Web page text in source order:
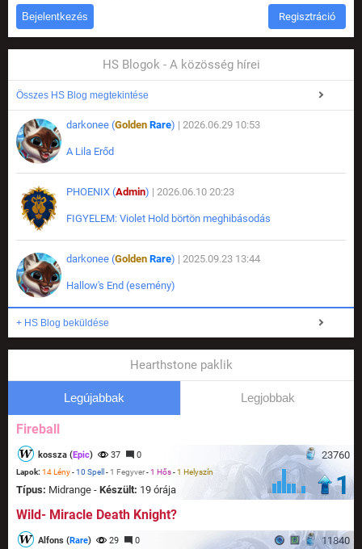
Regisztráció
HS Blogok - A közösség hírei
Összes HS Blog megtekintése
darkonee (Golden Rare) | 2026.06.29 10:53
A Lila Erőd
PHOENIX (Admin) | 2026.06.10 20:23
FIGYELEM: Violet Hold börtön meghibásodás
darkonee (Golden Rare) | 2025.09.23 13:44
Hallow's End (esemény)
+ HS Blog beküldése
Hearthstone paklik
Legújabbak Legjobbak
Fireball
23760
kossza (Epic) 37 0
Lapok: 14 Lény-10 Spell - 1 Fegyver-1 Hős-1 Helyszín
Típus: Midrange - Készült: 19 órája 1
Wild- Miracle Death Knight?
11840
Alfons (Rare) 29 0